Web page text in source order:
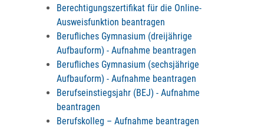
Berechtigungszertifikat für die Online-
Ausweisfunktion beantragen
Berufliches Gymnasium (dreijährige
Aufbauform) - Aufnahme beantragen
Berufliches Gymnasium (sechsjährige
Aufbauform) - Aufnahme beantragen
Berufseinstiegsjahr (BEJ) - Aufnahme
beantragen
Berufskolleg – Aufnahme beantragen